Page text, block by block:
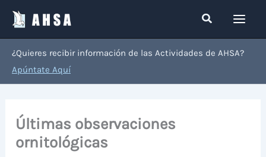
contenido
Buscar
¿Quieres recibir información de las Actividades de AHSA?
Apúntate Aquí
Últimas observaciones
ornitológicas